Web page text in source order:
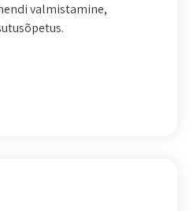
valmistamine,